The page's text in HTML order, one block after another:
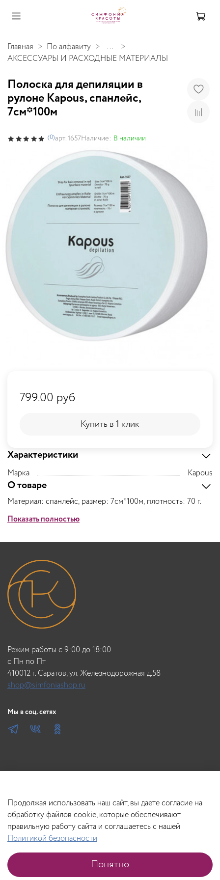
Главная По алфавиту
...
АКСЕССУАРЫ И РАСХОДНЫЕ МАТЕРИАЛЫ
Полоска для депиляции в
рулоне Kapous, спанлейс,
7см*100м
(0)арт.1657Наличие: В наличии
Характеристики
Марка Kapous
О товаре
Материал: спанлейс, размер: 7см*100м, плотность: 70 г.
Показать полностью
799.00 руб
В корзину
Купить в 1 клик
Купить в 1 клик
Режим работы с 9:00 до 18:00
c Пн по Пт
410012 г. Саратов, ул. Железнодорожная д.58
shop@simfoniashop.ru
Мы в соц. сетях
Продолжая использовать наш сайт, вы даете согласие на
обработку файлов cookie, которые обеспечивают
правильную работу сайта и соглашаетесь с нашей
Политикой безопасности
Понятно